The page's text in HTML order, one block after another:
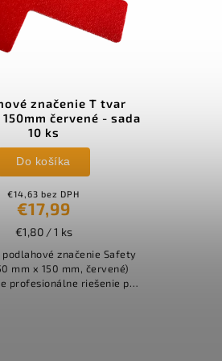
Podlahové značenie tvar
trojuholník 150mm x 150mm
čierny - sada 10 ks
€14,63 bez DPH
Spoľahlivé samolepiace podlahové
značenie v tvare trojuholníka na
bezpečné označenie rizikových zón.